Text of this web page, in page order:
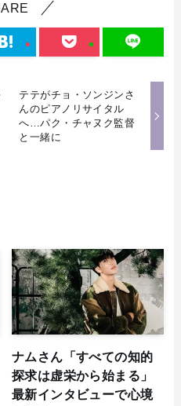
テテがチョ・ソンジンさ
んのピアノリサイタル
へ…パク・チャヌク監督
と一緒に
ナムさん「すべての知的
探求は虚栄から始まる」
最新インタビューで心境